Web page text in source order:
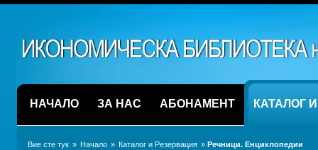
НАЧАЛО ЗА НАС АБОНАМЕНТ КАТАЛОГ
Вие сте тук » Начало » Каталог и Резервация » Речници. Енциклопедии